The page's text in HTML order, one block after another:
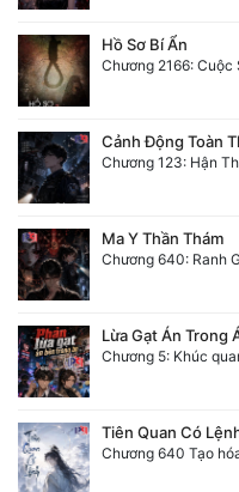
Hồ Sơ Bí Ẩn
Chương 2166: Cuộc
Cảnh Động Toàn
Chương 123: Hận
Ma Y Thần Thám
Lừa Gạt Án Trong
Chương 5: Khúc
Tiên Quan Có
Chương 640 Tạo